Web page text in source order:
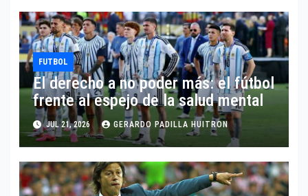
FUTBOL
El derecho a no poder más: el fútbol
frente al espejo de la salud mental
JUL 21, 2026 GERARDO PADILLA HUITRON